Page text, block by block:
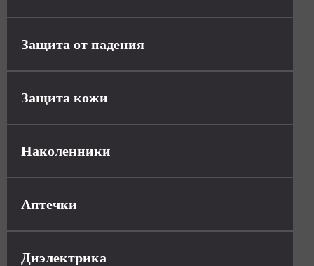
Защита от падения
Защита кожи
Наколенники
Аптечки
Диэлектрика